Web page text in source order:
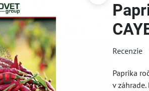
Recenzie
Paprika
v